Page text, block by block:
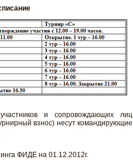
и сопровождающих лиц
взнос) несут командирующие
ФИДЕ на 01.12.2012г.